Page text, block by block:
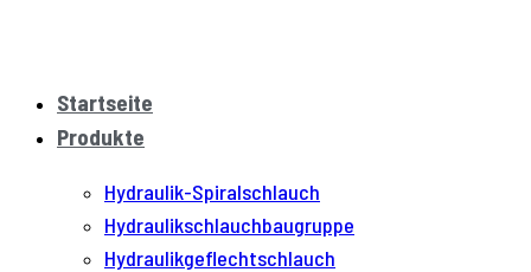
Startseite
Produkte
Hydraulik-Spiralschlauch
Hydraulikschlauchbaugruppe
Hydraulikgeflechtschlauch